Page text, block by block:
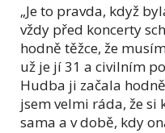
„Je to pravda, když
vždy před koncerty
hodně těžce, že
už je jí 31 a civilním
Hudba ji začala
jsem velmi ráda, že si
sama a v době, kdy